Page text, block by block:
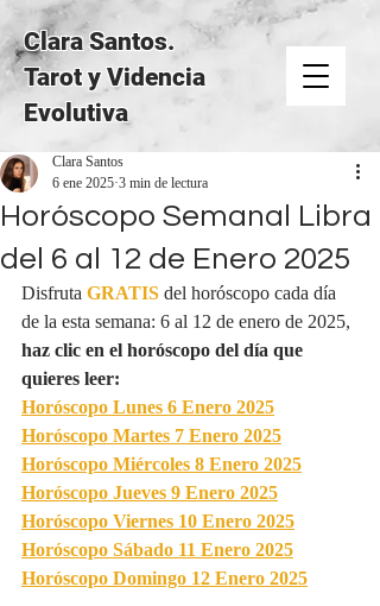
Clara Santos.
Tarot y Videncia
Evolutiva
Horóscopo Semanal Libra
del 6 al 12 de Enero 2025
Clara Santos
6 ene 20253 min de lectura
Disfruta GRATISdel horóscopo cada día
de la esta semana: 6 al 12 de enero de 2025,
haz clic en el horóscopo del día que
quieres leer:
Horóscopo Lunes 6 Enero 2025
Horóscopo Martes 7 Enero 2025
Horóscopo Miércoles 8 Enero 2025
Horóscopo Jueves 9 Enero 2025
Horóscopo Viernes 10 Enero 2025
Horóscopo Sábado 11 Enero 2025
Horóscopo Domingo 12 Enero 2025